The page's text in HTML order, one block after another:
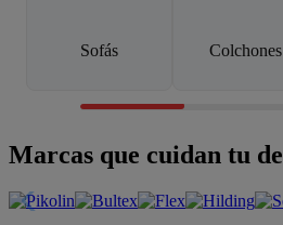
Sofás Colchones
Marcas que cuidan tu